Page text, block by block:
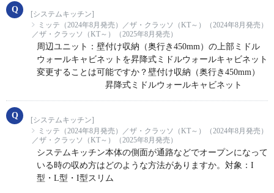
[システムキッチン]
ミッテ（2024年8月発売）／ザ・クラッソ（KT～）（2024年8月発売）
／ザ・クラッソ（KT～）（2025年8月発売）
周辺ユニット：壁付け収納（奥行き450mm）の上部ミドル
ウォールキャビネットを昇降式ミドルウォールキャビネット
変更することは可能ですか？壁付け収納（奥行き450mm）
昇降式ミドルウォールキャビネット
[システムキッチン]
ミッテ（2024年8月発売）／ザ・クラッソ（KT～）（2024年8月発売）
／ザ・クラッソ（KT～）（2025年8月発売）
システムキッチン本体の側面が通路などでオープンになって
いる時の収め方はどのような方法がありますか。対象：I
型・L型・I型スリム